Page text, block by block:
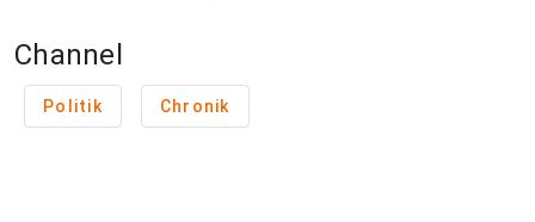
Channel
Politik Chronik